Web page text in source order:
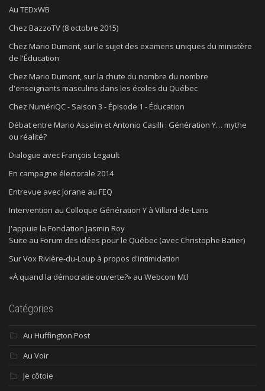
Au TEDxWB
Chez BazzoTV (8 octobre 2015)
Chez Mario Dumont, sur le sujet des examens uniques du ministère
de l'Éducation
Chez Mario Dumont, sur la chute du nombre du nombre
d'enseignants masculins dans les écoles du Québec
Chez NumériQC - Saison 3 - Épisode 1 - Éducation
Débat entre Mario Asselin et Antonio Casilli : Génération Y… mythe
ou réalité?
Dialogue avec François Legault
En campagne électorale 2014
Entrevue avec Jorane au FEQ
Intervention au Colloque Génération Y à Villard-de-Lans
J'appuie la Fondation Jasmin Roy
Suite au Forum des idées pour le Québec (avec Christophe Batier)
Sur Vox Rivière-du-Loup à propos d'intimidation
«À quand la démocratie ouverte?» au Webcom Mtl
Catégories
Au Huffington Post
Au Voir
Je côtoie